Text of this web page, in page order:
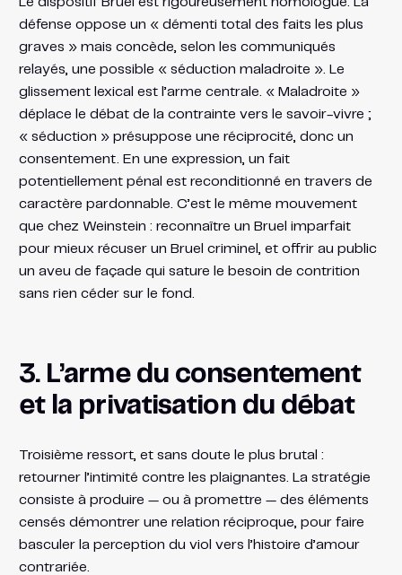
défense oppose un « démenti total des faits les plus
graves » mais concède, selon les communiqués
relayés, une possible « séduction maladroite ». Le
glissement lexical est l’arme centrale. « Maladroite »
déplace le débat de la contrainte vers le savoir-vivre ;
« séduction » présuppose une réciprocité, donc un
consentement. En une expression, un fait
potentiellement pénal est reconditionné en travers de
caractère pardonnable. C’est le même mouvement
que chez Weinstein : reconnaître un Bruel imparfait
pour mieux récuser un Bruel criminel, et offrir au public
un aveu de façade qui sature le besoin de contrition
sans rien céder sur le fond.
3. L’arme du consentement
et la privatisation du débat
Troisième ressort, et sans doute le plus brutal :
retourner l’intimité contre les plaignantes. La stratégie
consiste à produire — ou à promettre — des éléments
censés démontrer une relation réciproque, pour faire
basculer la perception du viol vers l’histoire d’amour
contrariée.